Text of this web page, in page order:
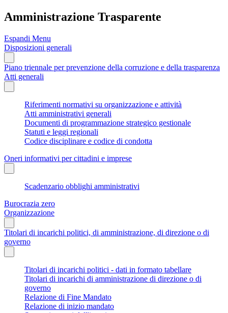
Amministrazione Trasparente
Espandi Menu
Disposizioni generali
Piano triennale per prevenzione della corruzione e della trasparenza
Atti generali
Riferimenti normativi su organizzazione e attività
Atti amministrativi generali
Documenti di programmazione strategico gestionale
Statuti e leggi regionali
Codice disciplinare e codice di condotta
Oneri informativi per cittadini e imprese
Scadenzario obblighi amministrativi
Burocrazia zero
Organizzazione
Titolari di incarichi politici, di amministrazione, di direzione o di
governo
Titolari di incarichi politici - dati in formato tabellare
Titolari di incarichi di amministrazione di direzione o di
governo
Relazione di Fine Mandato
Relazione di inizio mandato